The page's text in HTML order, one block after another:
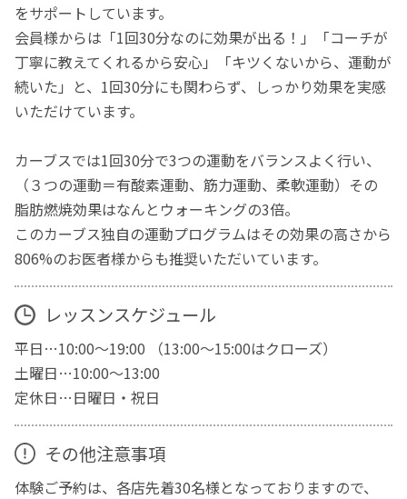
をサポートしています。
会員様からは「1回30分なのに効果が出る！」「コーチが
丁寧に教えてくれるから安心」「キツくないから、運動が
続いた」と、1回30分にも関わらず、しっかり効果を実感
いただけています。
カーブスでは1回30分で3つの運動をバランスよく行い、
（３つの運動＝有酸素運動、筋力運動、柔軟運動）その
脂肪燃焼効果はなんとウォーキングの3倍。
このカーブス独自の運動プログラムはその効果の高さから
806%のお医者様からも推奨いただいています。
レッスンスケジュール
平日…10:00～19:00 （13:00～15:00はクローズ）
土曜日…10:00～13:00
定休日…日曜日・祝日
その他注意事項
体験ご予約は、各店先着30名様となっておりますので、